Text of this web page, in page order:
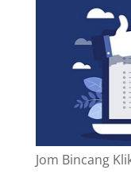
Jom Bincang